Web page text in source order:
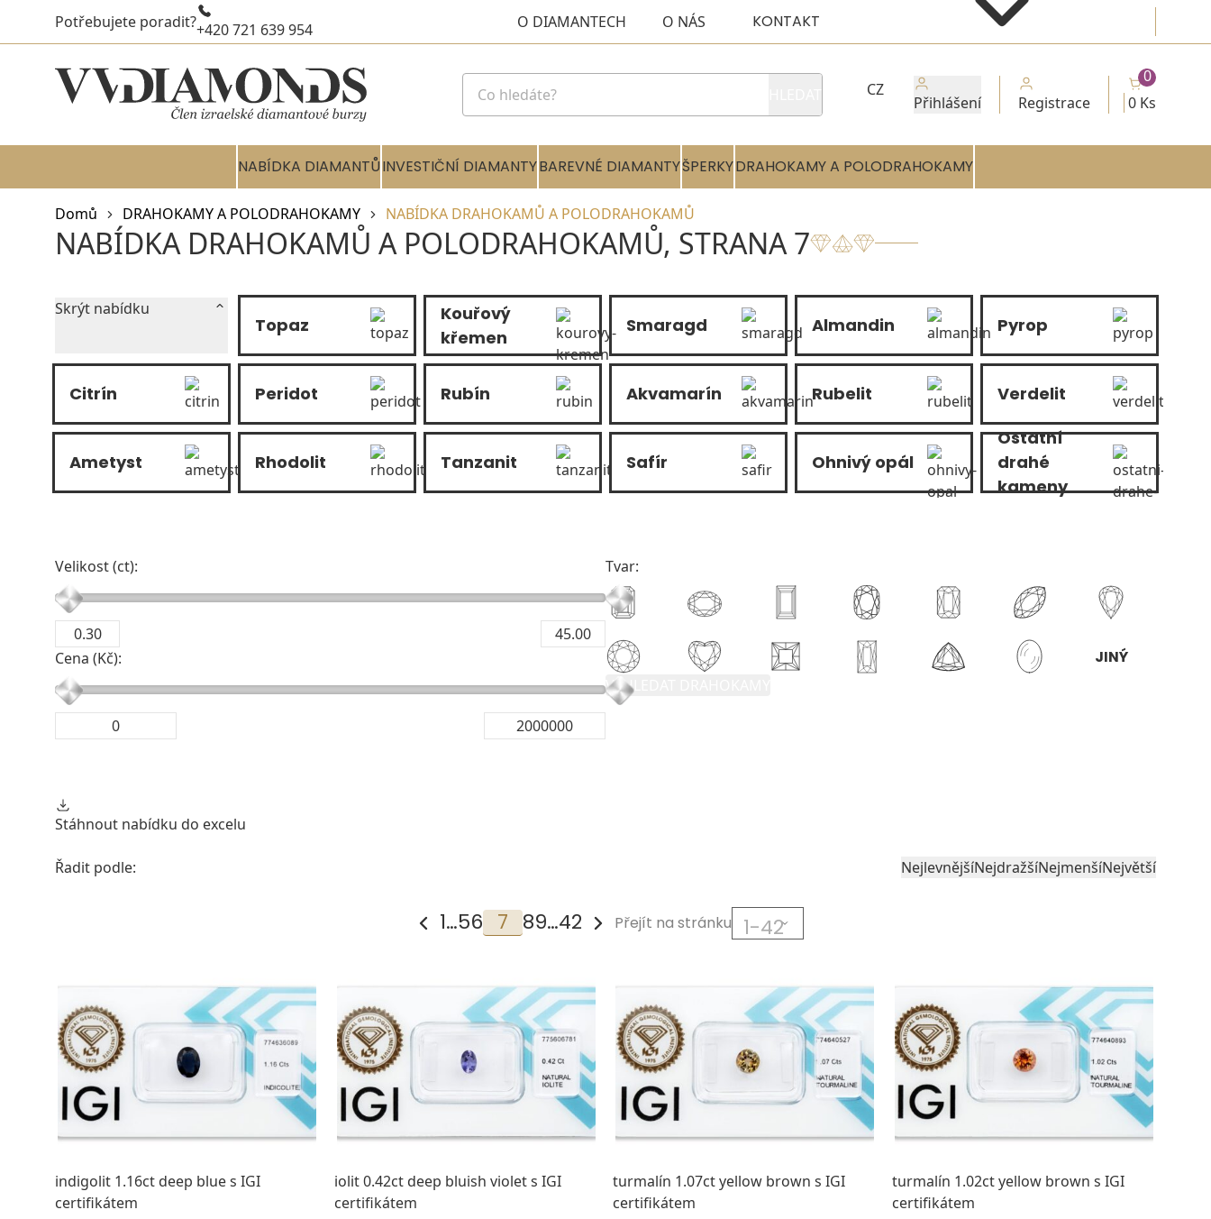
Potřebujete poradit?+420 721 639 954 O DIAMANTECH O NÁS KONTAKT
CZ
Přihlášení Registrace 0 Ks
0
NABÍDKA DIAMANTŮINVESTIČNÍ DIAMANTYBAREVNÉ DIAMANTYŠPERKYDRAHOKAMY A POLODRAHOKAMY
Domů DRAHOKAMY A POLODRAHOKAMY NABÍDKA DRAHOKAMŮ A POLODRAHOKAMŮ
NABÍDKA DRAHOKAMŮ A POLODRAHOKAMŮ, STRANA 7
Skrýt nabídku
Topaz
Kouřový
křemen
Smaragd Almandin Pyrop
Citrín Peridot Rubín Akvamarín Rubelit Verdelit
Ametyst Rhodolit Tanzanit Safír Ohnivý opál
Ostatní
drahé
kameny
Velikost (ct):
Cena (Kč):
Tvar:
VYHLEDAT DRAHOKAMY
Stáhnout nabídku do excelu
Řadit podle: NejlevnějšíNejdražšíNejmenšíNejvětší
1…56 7 89…42 Přejít na stránku
indigolit 1.16ct deep blue s IGI
certifikátem
iolit 0.42ct deep bluish violet s IGI
certifikátem
turmalín 1.07ct yellow brown s IGI
certifikátem
turmalín 1.02ct yellow brown s IGI
certifikátem